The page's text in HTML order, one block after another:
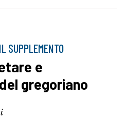
SUPPLEMENTO
e
gregoriano